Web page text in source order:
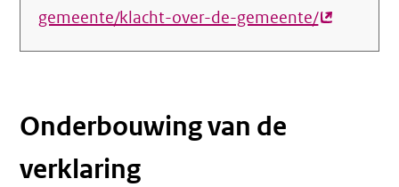
gemeente/klacht-over-de-gemeente/(externe
link)
Onderbouwing van de
verklaring